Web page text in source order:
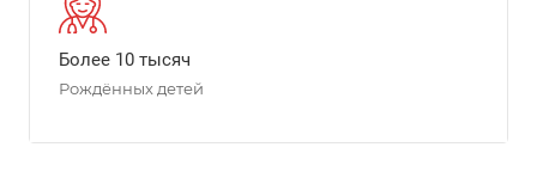
Более 10 тысяч
Рождённых детей